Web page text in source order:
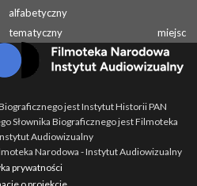
alfabetyczny
tematyczny
miejsc
jest Instytut Historii PAN
Słownika Biograficznego jest Filmoteka
Audiowizualny
Narodowa - Instytut Audiowizualny
prywatności